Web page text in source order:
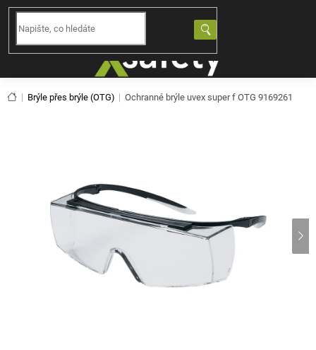
Přejít
obsah
Domů
Brýle přes brýle (OTG) Ochranné brýle uvex super f OTG 9169261